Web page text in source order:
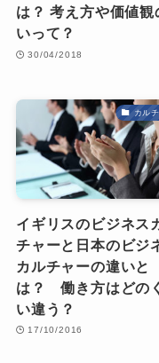
は？ 考え方や価値観
いって？
30/04/2018
カル
イギリスのビジネス
チャーと日本のビジ
カルチャーの違いと
は？ 働き方はどの
い違う？
17/10/2016